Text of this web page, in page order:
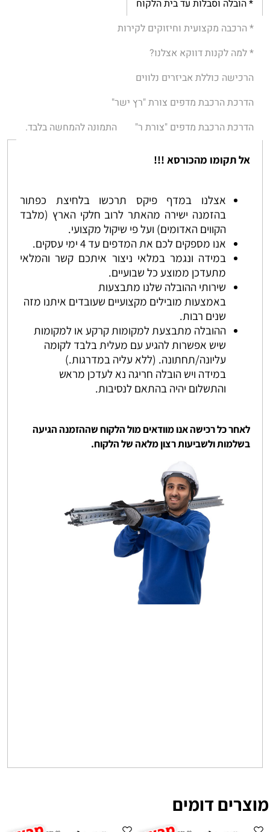
* הובלה וסבלות עד בית הלקוח
* הרכבה מקצועית וחיזוקים לקירות
* למה לקנות דווקא אצלנו?
הרכישה כוללת אביזרים נלווים
הדרכת הרכבת מדפים צורת "רץ ישר"
הדרכת הרכבת מדפים "צורת ר"
התמונה להמחשה בלבד.
אל תקומו מהכורסא !!!
אצלנו במדף פיקס תרכשו בלחיצת כפתור
בהזמנה ישירה מהאתר לרוב חלקי הארץ (מלבד
הקווים האדומים) ועל פי שיקול מקצועי.
אנו מספקים לכם את המדפים עד 4 ימי עסקים.
במידה ונגמר במלאי ניצור איתכם קשר והמלאי
מתעדכן ממוצע כל שבועיים.
שירותי ההובלה שלנו מתבצעות
באמצעות מובילים מקצועיים שעובדים איתנו מזה
שנים רבות.
ההובלה מתבצעת למקומות קרקע או למקומות
שיש אפשרות להגיע עם מעלית בלבד לקומה
עליונה/תחתונה. (ללא עליה במדרגות.)
במידה ויש הובלה חריגה נא לעדכן מראש
והתשלום יהיה בהתאם לנסיבות.
לאחר כל רכישה אנו מוודאים מול הלקוח שההזמנה הגיעה
בשלמות ולשביעות רצון מלאה של הלקוח.
מוצרים דומים